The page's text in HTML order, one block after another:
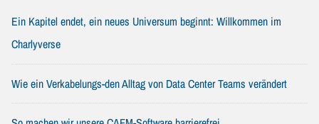
Ein Kapitel endet, ein neues Universum beginnt: Willkommen im
Charlyverse
Wie ein Verkabelungs-den Alltag von Data Center Teams verändert